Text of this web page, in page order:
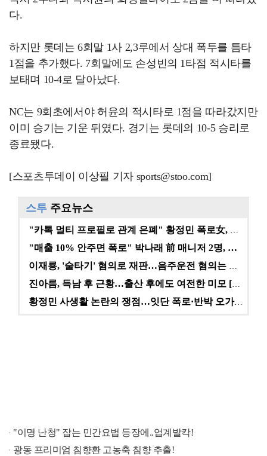
다.
하지만 롯데는 6회말 1사 2,3루에서 상대 폭투를 틈타
1점을 추가했다. 7회말에도 손성빈의 1타점 적시타를
보태며 10-4로 달아났다.
NC는 9회초에서야 허윤의 적시타로 1점을 따라갔지만
이미 승기는 기운 뒤였다. 경기는 롯데의 10-5 승리로
종료됐다.
[스포츠투데이 이상필 기자 sports@stoo.com]
스투 주요뉴스
"카톡 멀티 프로필로 관계 은폐" 황정민 폭로女, 문자…
"매출 10% 안주면 폭로" 박나래 前 매니저 2명, …
이재룡, '술타기' 혐의로 재판…음주운전 혐의는 미적용…
진아름, 득남 후 근황…출산 후에도 여전한 미모 [스타…
황정민 사생활 논란의 쟁점…잇단 폭로·반박 오가는 소모…